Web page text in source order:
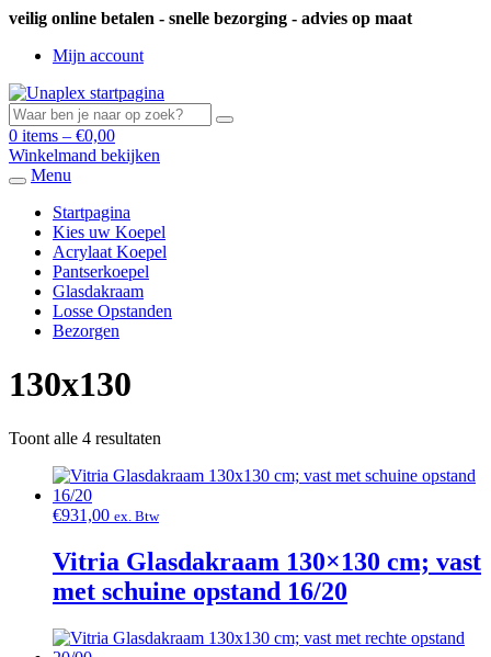
veilig online betalen - snelle bezorging - advies op maat
Mijn account
0 items – €0,00
Winkelmand bekijken
Menu
Startpagina
Kies uw Koepel
Acrylaat Koepel
Pantserkoepel
Glasdakraam
Losse Opstanden
Bezorgen
130x130
Toont alle 4 resultaten
€931,00 ex. Btw
Vitria Glasdakraam 130×130 cm; vast
met schuine opstand 16/20